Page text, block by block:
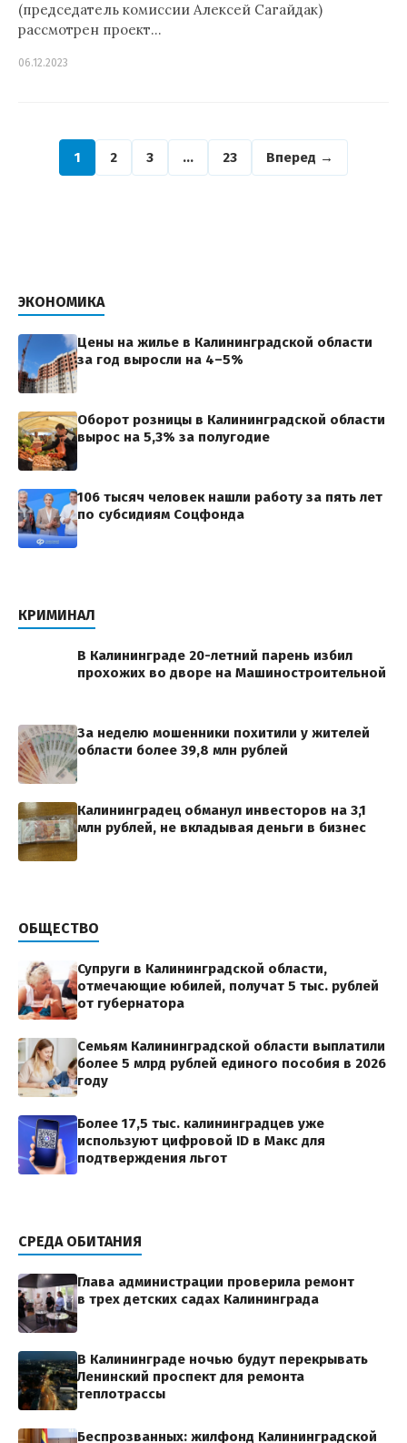
(председатель комиссии Алексей Сагайдак)
рассмотрен проект…
06.12.2023
1 2 3 … 23 Вперед →
ЭКОНОМИКА
Цены на жилье в Калининградской области
за год выросли на 4–5%
Оборот розницы в Калининградской области
вырос на 5,3% за полугодие
106 тысяч человек нашли работу за пять лет
по субсидиям Соцфонда
КРИМИНАЛ
В Калининграде 20-летний парень избил
прохожих во дворе на Машиностроительной
За неделю мошенники похитили у жителей
области более 39,8 млн рублей
Калининградец обманул инвесторов на 3,1
млн рублей, не вкладывая деньги в бизнес
ОБЩЕСТВО
Супруги в Калининградской области,
отмечающие юбилей, получат 5 тыс. рублей
от губернатора
Семьям Калининградской области выплатили
более 5 млрд рублей единого пособия в 2026
году
Более 17,5 тыс. калининградцев уже
используют цифровой ID в Макс для
подтверждения льгот
СРЕДА ОБИТАНИЯ
Глава администрации проверила ремонт
в трех детских садах Калининграда
В Калининграде ночью будут перекрывать
Ленинский проспект для ремонта
теплотрассы
Беспрозванных: жилфонд Калининградской